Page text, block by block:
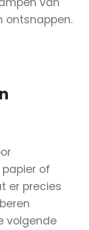
ontsnappen.
of
er precies
volgende